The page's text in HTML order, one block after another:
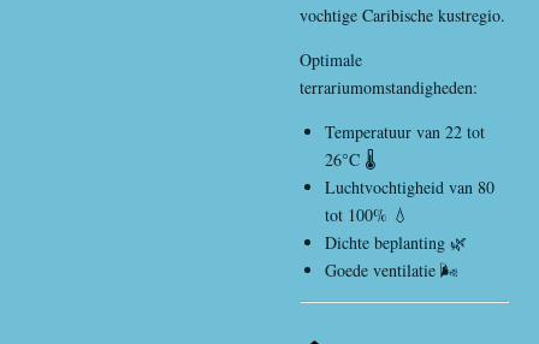
vochtige Caribische kustregio.
Optimale
terrariumomstandigheden:
Temperatuur van 22 tot
26°C 🌡️
Luchtvochtigheid van 80
tot 100% 💧
Dichte beplanting 🌿
Goede ventilatie 🌬️